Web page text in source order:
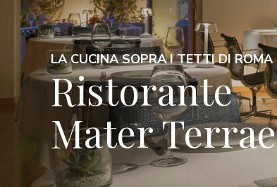
LA CUCINA SOPRA I TETTI DI ROMA
Ristorante
Mater Terrae